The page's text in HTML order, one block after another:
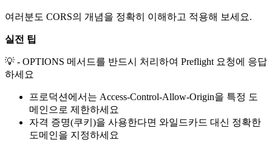
여러분도 CORS의 개념을 정확히 이해하고 적용해 보세요.
실전 팁
💡 - OPTIONS 메서드를 반드시 처리하여 Preflight 요청에 응답
하세요
프로덕션에서는 Access-Control-Allow-Origin을 특정 도
메인으로 제한하세요
자격 증명(쿠키)을 사용한다면 와일드카드 대신 정확한
도메인을 지정하세요